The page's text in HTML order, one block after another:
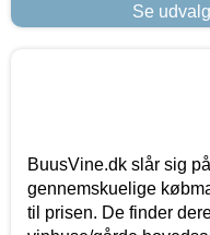
Se
BuusVine.dk slår sig
gennemskuelige
til prisen. De finder